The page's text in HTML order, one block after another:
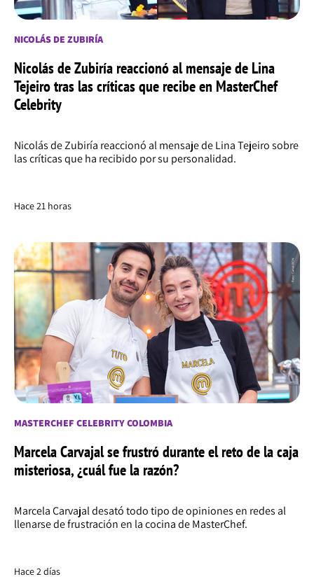
NICOLÁS DE ZUBIRÍA
Nicolás de Zubiría reaccionó al mensaje de Lina
Tejeiro tras las críticas que recibe en MasterChef
Celebrity
Nicolás de Zubiría reaccionó al mensaje de Lina Tejeiro sobre
las críticas que ha recibido por su personalidad.
Hace 21 horas
MASTERCHEF CELEBRITY COLOMBIA
Marcela Carvajal se frustró durante el reto de la caja
misteriosa, ¿cuál fue la razón?
Marcela Carvajal desató todo tipo de opiniones en redes al
llenarse de frustración en la cocina de MasterChef.
Hace 2 días